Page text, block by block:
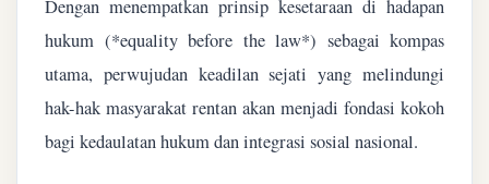
Dengan menempatkan prinsip kesetaraan di hadapan
hukum (*equality before the law*) sebagai kompas
utama, perwujudan keadilan sejati yang melindungi
hak-hak masyarakat rentan akan menjadi fondasi kokoh
bagi kedaulatan hukum dan integrasi sosial nasional.